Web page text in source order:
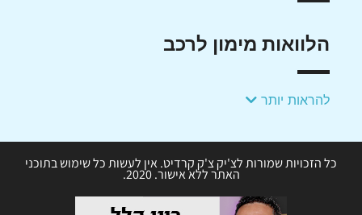
הלוואות מימון לרכב
להראות יותר
כל הזכויות שמורות לצ'יק צ'ק קרדיט. אין לעשות כל שימוש בתוכני
האתר ללא אישור. 2020.